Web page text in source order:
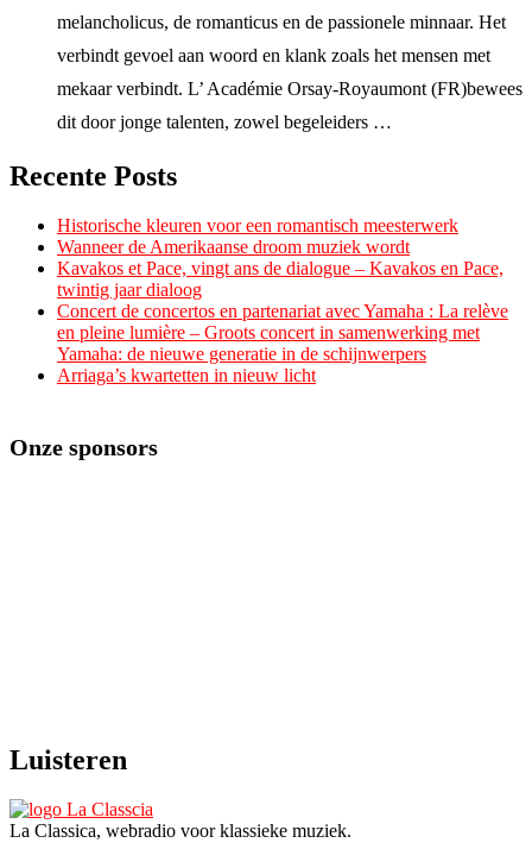
melancholicus, de romanticus en de passionele minnaar. Het
verbindt gevoel aan woord en klank zoals het mensen met
mekaar verbindt. L’ Académie Orsay-Royaumont (FR)bewees
dit door jonge talenten, zowel begeleiders …
Recente Posts
Historische kleuren voor een romantisch meesterwerk
Wanneer de Amerikaanse droom muziek wordt
Kavakos et Pace, vingt ans de dialogue – Kavakos en Pace,
twintig jaar dialoog
Concert de concertos en partenariat avec Yamaha : La relève
en pleine lumière – Groots concert in samenwerking met
Yamaha: de nieuwe generatie in de schijnwerpers
Arriaga’s kwartetten in nieuw licht
Onze sponsors
Luisteren
La Classica, webradio voor klassieke muziek.